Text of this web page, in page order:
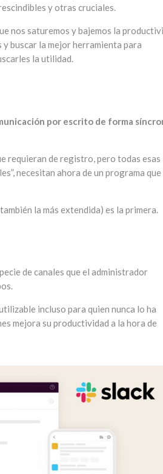
y otras cruciales.
nos saturemos y bajemos la
buscar la mejor herramienta para
la utilidad.
por escrito de forma
requieran de registro, pero todas esas
necesitan ahora de un programa que
la más extendida) es la primera.
de canales que el administrador
incluso para quien nunca lo ha
mejora su productividad a la hora de